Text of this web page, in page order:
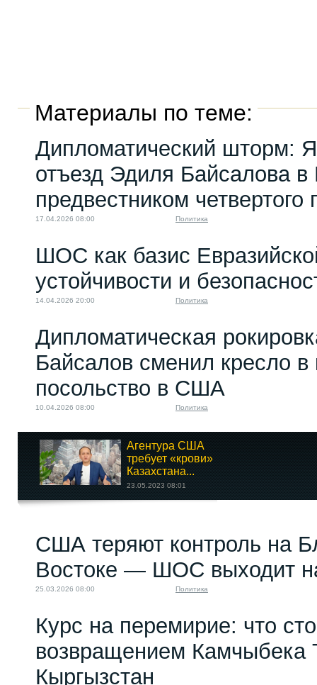
Материалы по теме:
Дипломатический шторм:
отъезд Эдиля Байсалова в
предвестником четвертого
17.04.2026 08:00 Политика
ШОС как базис
устойчивости и
14.04.2026 20:00 Политика
Дипломатическая
Байсалов сменил кресло в
посольство в США
10.04.2026 08:00 Политика
Агентура США
требует «крови»
Казахстана...
23.05.2023 08:01
приключения
Филиппа...
26.12.2025 08:00
США теряют контроль на
Востоке — ШОС выходит
25.03.2026 08:00 Политика
Курс на перемирие: что
возвращением Камчыбека
Кыргызстан